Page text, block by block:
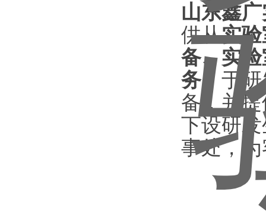
山东鑫
供从实
备、实
务，于
备，并
下设研
事处，